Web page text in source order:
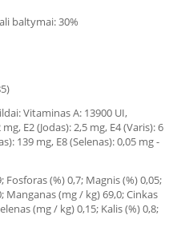
baltymai: 30%
: Vitaminas A: 13900 UI,
E2 (Jodas): 2,5 mg, E4 (Varis): 6
139 mg, E8 (Selenas): 0,05 mg -
Fosforas (%) 0,7; Magnis (%) 0,05;
Manganas (mg / kg) 69,0; Cinkas
(mg / kg) 0,15; Kalis (%) 0,8;